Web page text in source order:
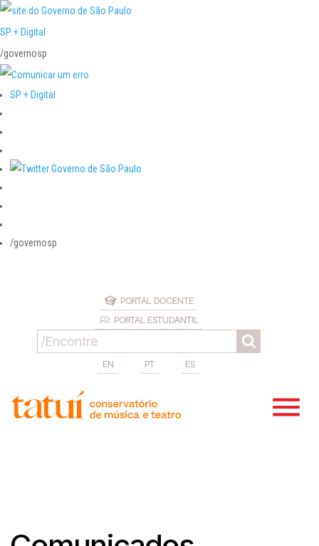
SP + Digital
/governosp
SP + Digital
/governosp
PORTAL DOCENTE
PORTAL ESTUDANTIL
EN PT ES